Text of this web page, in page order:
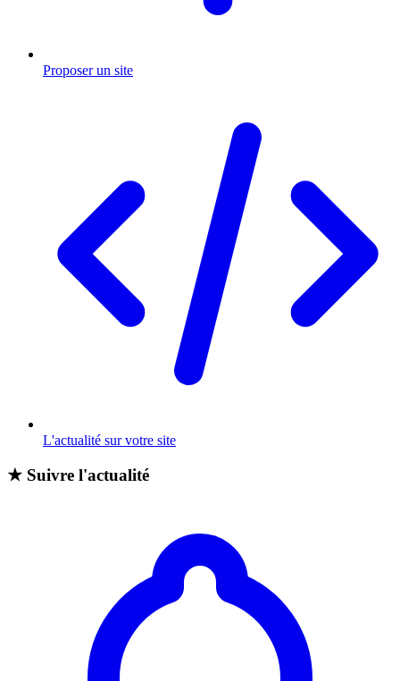
Proposer un site
L'actualité sur votre site
★ Suivre l'actualité